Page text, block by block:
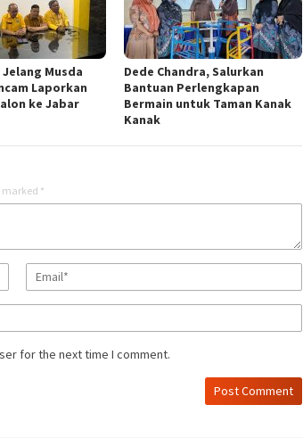
Musda
Laporkan
ke Jabar
Dede Chandra, Salurkan
Bantuan Perlengkapan
Bermain untuk Taman Kanak
Kanak
marked *
for the next time I comment.